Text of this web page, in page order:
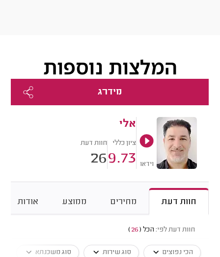
המלצות נוספות